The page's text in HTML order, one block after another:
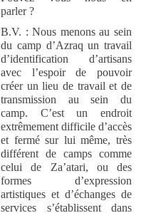
parler ?
B.V. : Nous menons au sein
du camp d’Azraq un travail
d’identification d’artisans
avec l’espoir de pouvoir
créer un lieu de travail et de
transmission au sein du
camp. C’est un endroit
extrêmement difficile d’accès
et fermé sur lui même, très
différent de camps comme
celui de Za’atari, ou des
formes d’expression
artistiques et d’échanges de
services s’établissent dans